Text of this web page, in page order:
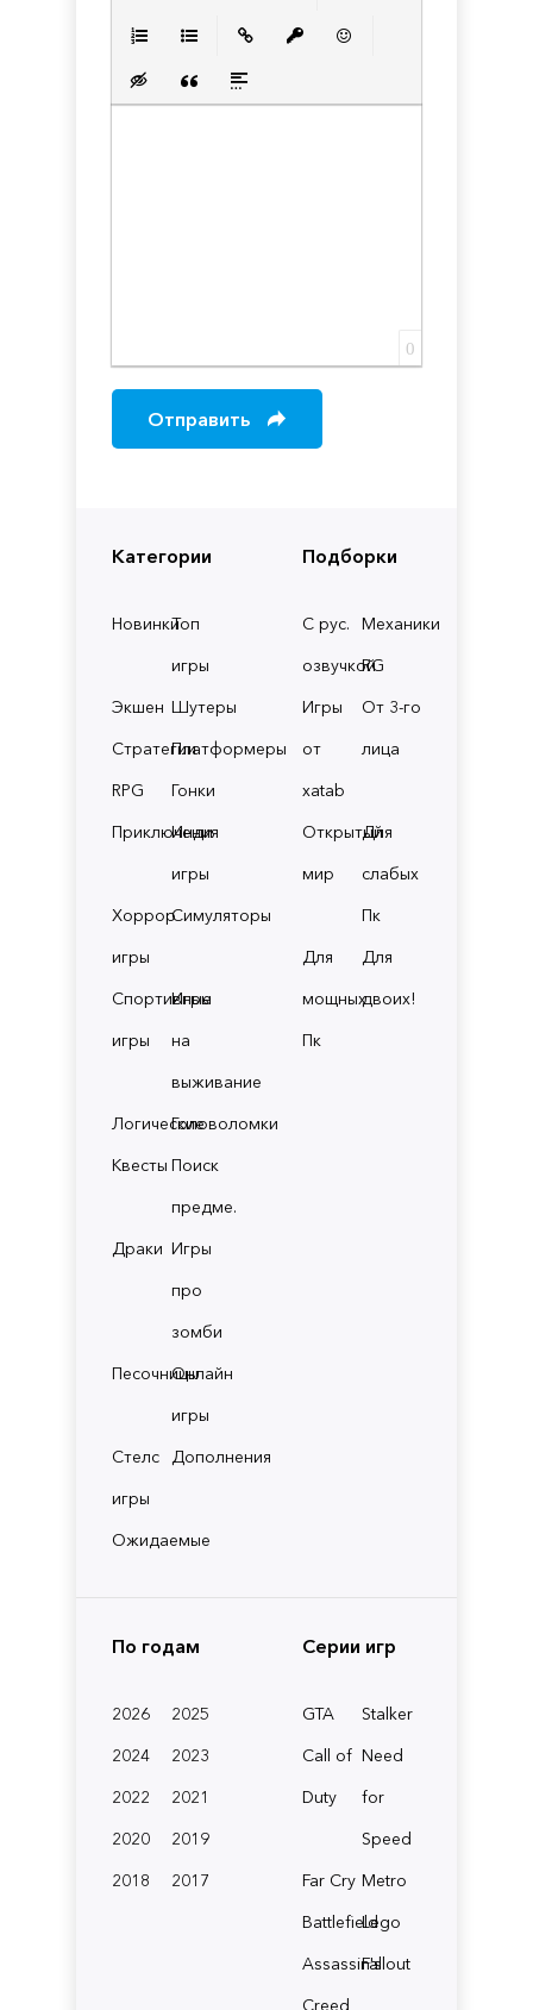
Категории
НовинкиТоп
игры
Экшен Шутеры
СтратегииПлатформеры
RPG
Гонки
Приключения
Инди
игры
Хоррор
игры
Симуляторы
Спортивные
игры
Игры
на
выживание
ЛогическиеГоловоломки
Квесты Поиск
предме.
Драки Игры
про
зомби
ПесочницыОнлайн
игры
Стелс
игры
Дополнения
Ожидаемые
Подборки
С рус.
озвучкой
Механики
RG
Игры
от
xatab
От 3-го
лица
Открытый
мир
Для
слабых
Пк
Для
мощных
Пк
Для
двоих!
По годам
2026
2025
2024
2023
2022
2021
2020
2019
2018
2017
Серии игр
GTA
Stalker
Call of
Duty
Need
for
Speed
Far Cry Metro
BattlefieldLego
Assassin's
Creed
Fallout
Вставка скрытого текста
Вставка цитаты
Вставка спойлера
0
Отправить